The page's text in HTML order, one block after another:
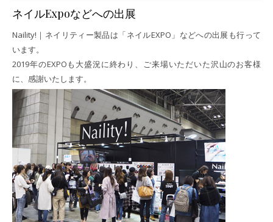
ネイルExpoなどへの出展
Naility!｜ネイリティー製品は「ネイルEXPO」などへの出展も行って
います。
2019年のEXPOも大盛況に終わり、ご来場いただいた沢山のお客様
に、感謝いたします。